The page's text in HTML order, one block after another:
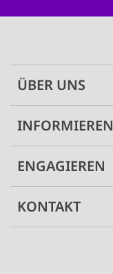
ÜBER UNS
INFORMIEREN
ENGAGIEREN
KONTAKT